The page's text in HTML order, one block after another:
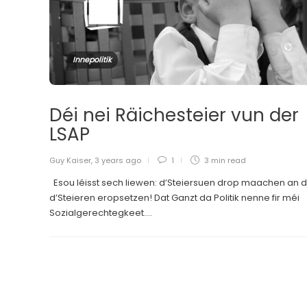
Innepolitik
Déi nei Räichesteier vun der
LSAP
Guy Kaiser, 3 years ago 1 3 min read
Esou léisst sech liewen: d’Steiersuen drop maachen an
d’Steieren eropsetzen! Dat Ganzt da Politik nenne fir méi
Sozialgerechtegkeet....